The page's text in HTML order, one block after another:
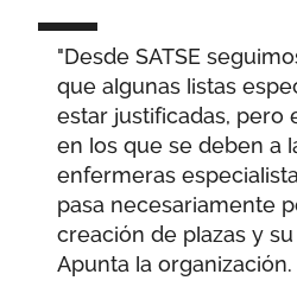
"Desde SATSE
que algunas listas
estar justificadas, pero
en los que se deben a
enfermeras
pasa necesariamente
creación de plazas y
Apunta la organización.